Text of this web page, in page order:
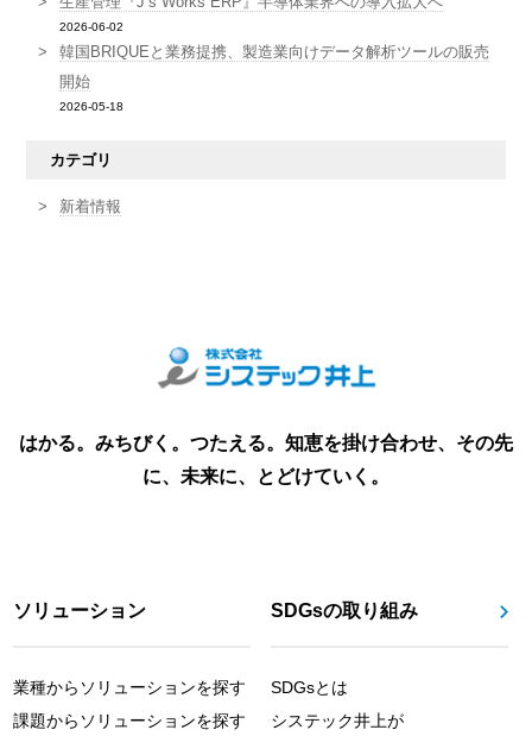
2026-06-02
韓国BRIQUEと業務提携、製造業向けデータ解析ツールの販売
開始
2026-05-18
カテゴリ
新着情報
はかる。みちびく。つたえる。知恵を掛け合わせ、その先
に、未来に、とどけていく。
ソリューション
業種からソリューションを探す
課題からソリューションを探す
SDGsの取り組み
SDGsとは
システック井上が